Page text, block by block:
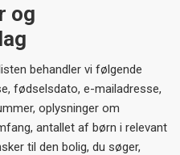
og
behandler vi følgende
fødselsdato, e-mailadresse,
oplysninger om
antallet af børn i relevant
til den bolig, du søger,